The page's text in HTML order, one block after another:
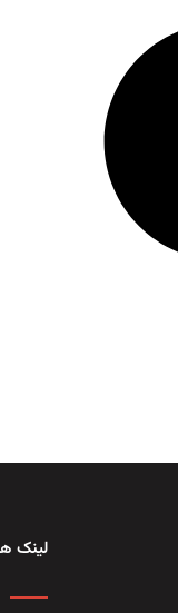
لینک